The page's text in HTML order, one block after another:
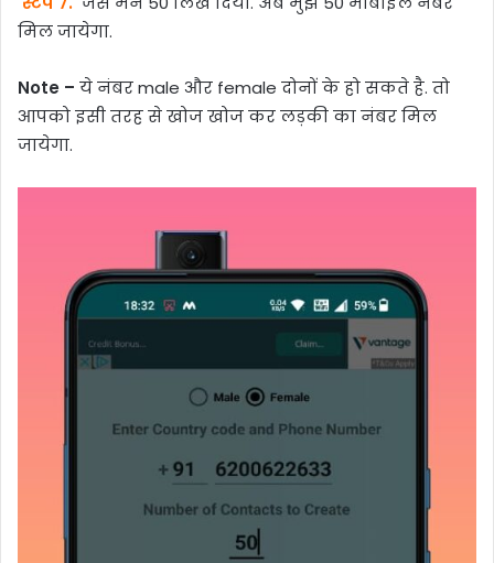
मिल जायेगा.
Note – ये नंबर male और female दोनों के हो सकते है. तो
आपको इसी तरह से खोज खोज कर लड़की का नंबर मिल
जायेगा.